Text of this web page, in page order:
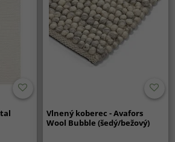
Vlnený koberec - Avafors
Wool Bubble (šedý/bežový)